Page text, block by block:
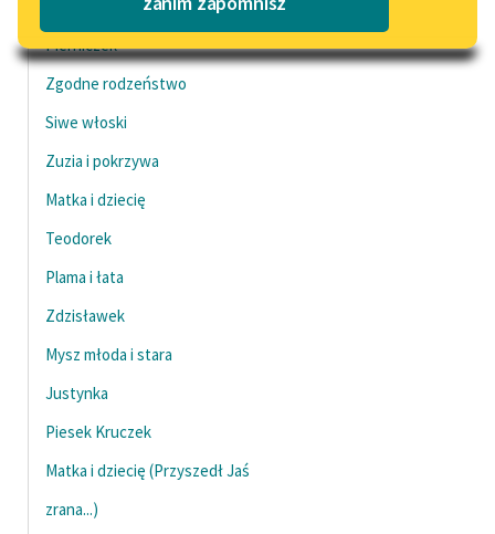
literatury do słuchania dla
uczennic i uczniów z
niepełnosprawnościami
E-kolekcja lektur
szkolnych i literatury do
słuchania dla uczennic i
uczniów z
niepełnosprawnościami
Feministyczne inspiracje.
skandynawskiej literatury
feministycznej
Ręce pełne poezji
Kolekcje edukacyjne
twórców przechodzących
lektur szkolnych oraz
Pierniczek
Zgodne rodzeństwo
Siwe włoski
Zuzia i pokrzywa
Matka i dziecię
Teodorek
Plama i łata
Zdzisławek
Mysz młoda i stara
Justynka
Piesek Kruczek
Matka i dziecię (Przyszedł Jaś
zrana...)